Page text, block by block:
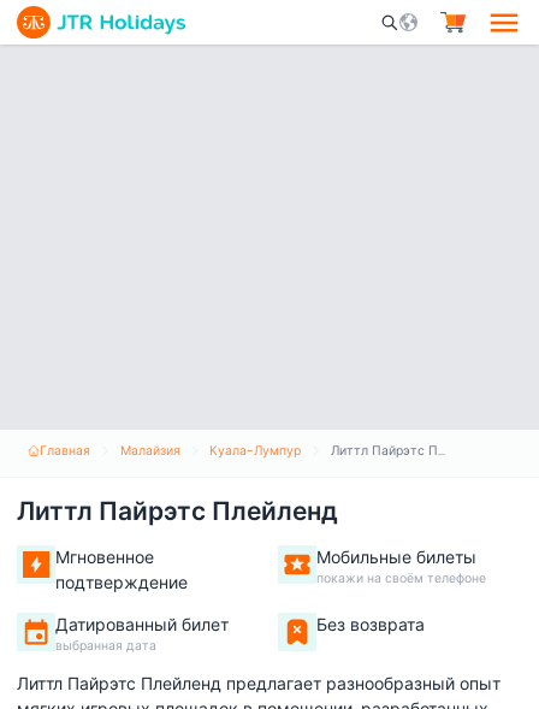
Mobile Search
Главная Малайзия Куала-Лумпур Литтл Пайрэтс Плейленд
Литтл Пайрэтс Плейленд
Мгновенное
подтверждение
Мобильные билеты
покажи на своём телефоне
Датированный билет
выбранная дата
Без возврата
Литтл Пайрэтс Плейленд предлагает разнообразный опыт